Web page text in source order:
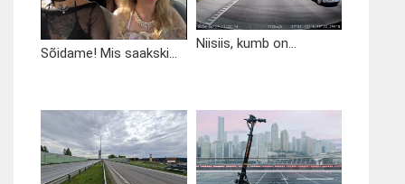
Sõidame! Mis saakski...
Niisiis, kumb on...